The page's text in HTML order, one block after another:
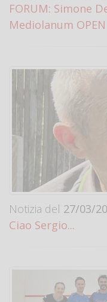
FORUM: Simone
Mediolanum OPEN
Notizia del 27/03/
Ciao Sergio...